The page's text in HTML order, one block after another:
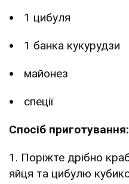
1 цибуля
1 банка кукурудзи
майонез
спеції
Спосіб приготування:
1. Поріжте дрібно
яйця та цибулю